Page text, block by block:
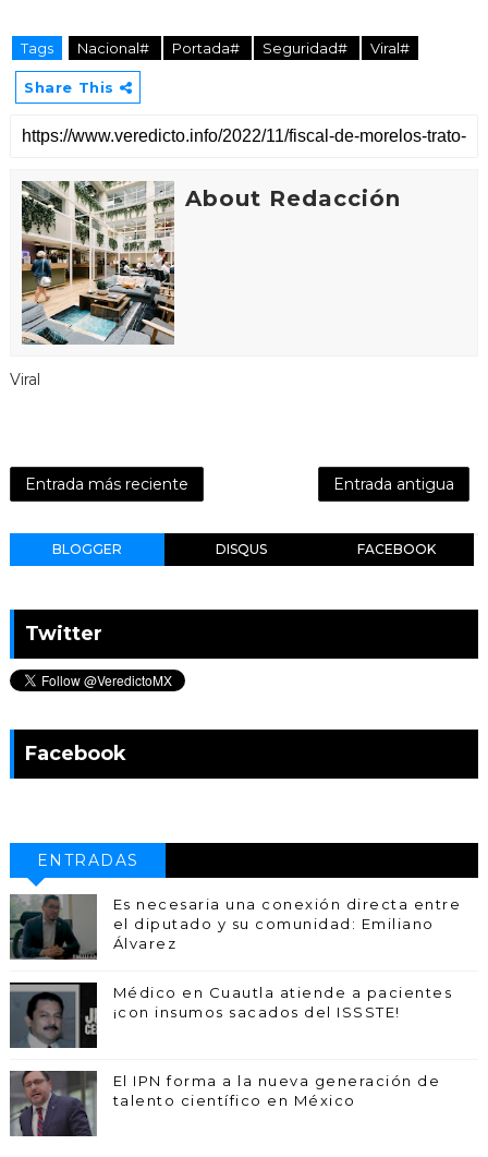
Tags Nacional# Portada# Seguridad# Viral#
Share This
About Redacción
Viral
Entrada más reciente Entrada antigua
BLOGGER DISQUS FACEBOOK
Twitter
Facebook
ENTRADAS
POPULARESEs necesaria una conexión directa entre
el diputado y su comunidad: Emiliano
Álvarez
Médico en Cuautla atiende a pacientes
¡con insumos sacados del ISSSTE!
El IPN forma a la nueva generación de
talento científico en México